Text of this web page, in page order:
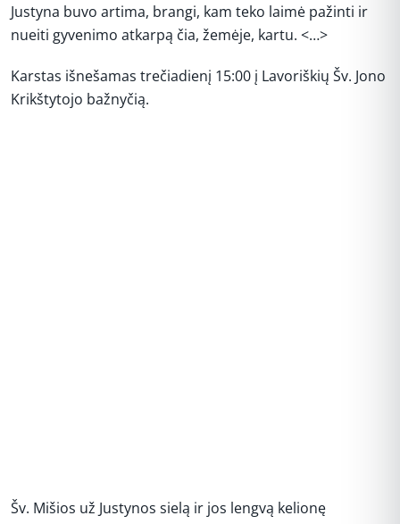
Justyna buvo artima, brangi, kam teko laimė pažinti ir
nueiti gyvenimo atkarpą čia, žemėje, kartu. <…>
Karstas išnešamas trečiadienį 15:00 į Lavoriškių Šv. Jono
Krikštytojo bažnyčią.
Šv. Mišios už Justynos sielą ir jos lengvą kelionę